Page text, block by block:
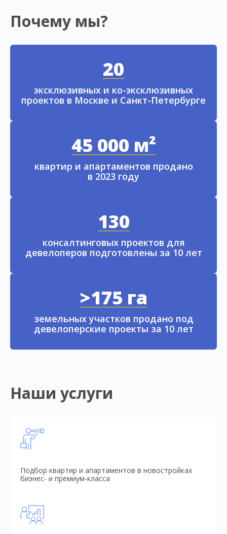
Почему мы?
20
эксклюзивных и ко-эксклюзивных
проектов в Москве и Санкт-Петербурге
45 000 м²
квартир и апартаментов продано
в 2023 году
130
консалтинговых проектов для
девелоперов подготовлены за 10 лет
>175 га
земельных участков продано под
девелоперские проекты за 10 лет
Наши услуги
Подбор квартир и апартаментов в новостройках
бизнес- и премиум-класса